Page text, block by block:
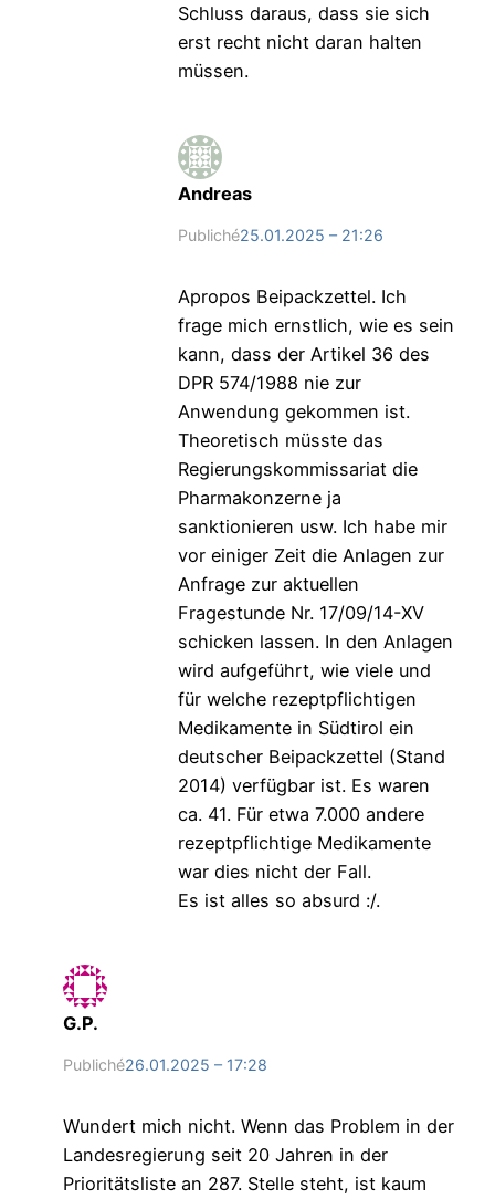
Schluss daraus, dass sie sich
erst recht nicht daran halten
müssen.
Andreas
Publiché25.01.2025 – 21:26
Apropos Beipackzettel. Ich
frage mich ernstlich, wie es sein
kann, dass der Artikel 36 des
DPR 574/1988 nie zur
Anwendung gekommen ist.
Theoretisch müsste das
Regierungskommissariat die
Pharmakonzerne ja
sanktionieren usw. Ich habe mir
vor einiger Zeit die Anlagen zur
Anfrage zur aktuellen
Fragestunde Nr. 17/09/14-XV
schicken lassen. In den Anlagen
wird aufgeführt, wie viele und
für welche rezeptpflichtigen
Medikamente in Südtirol ein
deutscher Beipackzettel (Stand
2014) verfügbar ist. Es waren
ca. 41. Für etwa 7.000 andere
rezeptpflichtige Medikamente
war dies nicht der Fall.
Es ist alles so absurd :/.
G.P.
Publiché26.01.2025 – 17:28
Wundert mich nicht. Wenn das Problem in der
Landesregierung seit 20 Jahren in der
Prioritätsliste an 287. Stelle steht, ist kaum